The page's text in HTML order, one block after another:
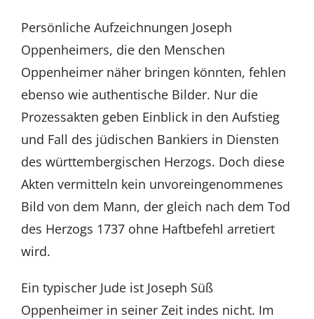
Persönliche Aufzeichnungen Joseph
Oppenheimers, die den Menschen
Oppenheimer näher bringen könnten, fehlen
ebenso wie authentische Bilder. Nur die
Prozessakten geben Einblick in den Aufstieg
und Fall des jüdischen Bankiers in Diensten
des württembergischen Herzogs. Doch diese
Akten vermitteln kein unvoreingenommenes
Bild von dem Mann, der gleich nach dem Tod
des Herzogs 1737 ohne Haftbefehl arretiert
wird.
Ein typischer Jude ist Joseph Süß
Oppenheimer in seiner Zeit indes nicht. Im